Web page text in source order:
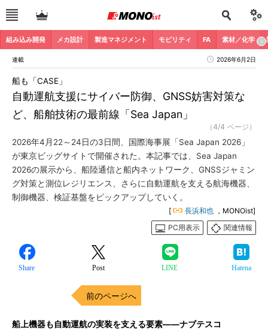
組み込み開発 メカ設計 製造マネジメント モビリティ FA 素材／化学
連載 2026年6月2日
自動運航支援にサイバー防御、GNSS妨害対策な
ど、船舶技術の最前線「Sea Japan」
船も「CASE」
（4/4 ページ）
2026年4月22～24日の3日間、国際海事展「Sea Japan 2026」
が東京ビッグサイトで開催された。本記事では、Sea Japan
2026の展示から、船陸通信と船内ネットワーク、GNSSジャミン
グ対策と測位レジリエンス、さらに自動運航を支える航海機器、
制御機器、検証基盤をピックアップしていく。
[ 長浜和也 ，MONOist]
PC用表示
関連情報
Share Post LINE Hatena
前のページへ
船上機器も自動運航の実装を支える要素――ナブテスコ